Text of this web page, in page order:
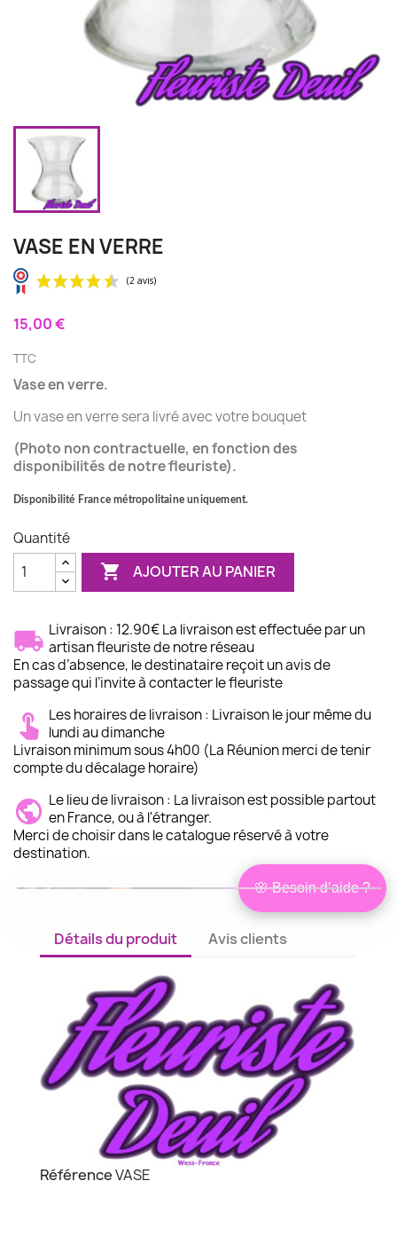
VASE EN VERRE
15,00 €
TTC
Vase en verre.
Un vase en verre sera livré avec votre bouquet
(Photo non contractuelle, en fonction des
disponibilités de notre fleuriste).
Disponibilité France métropolitaine uniquement.
Quantité
 AJOUTER AU PANIER
Livraison : 12.90€ La livraison est effectuée par un
artisan fleuriste de notre réseau
En cas d’absence, le destinataire reçoit un avis de
passage qui l’invite à contacter le fleuriste
Les horaires de livraison : Livraison le jour même du
lundi au dimanche
Livraison minimum sous 4h00 (La Réunion merci de tenir
compte du décalage horaire)
Le lieu de livraison : La livraison est possible partout
en France, ou à l'étranger.
Merci de choisir dans le catalogue réservé à votre
destination.
Détails du produit Avis clients
RéférenceVASE
🌸 Besoin d’aide ?
×
Bonjour,
je suis Isabelle
Je peux vous aider à choisir les
❤ Être conseillé
Je préfère choisir seul